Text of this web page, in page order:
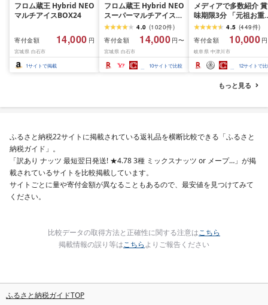
フロム蔵王 Hybrid NEO
マルチアイスBOX24
寄付金額 14,000 円
宮城県 白石市
1サイトで掲載
フロム蔵王 Hybrid NEO
スーパーマルチアイス
BOX 24個 6種 各4個 |
クッキーミルク キャラ
メル ミルク チョコ いち
ご 抹茶 アイス カップ ス
イーツ 白石市 山田乳業
オンライン 申請 ふるさ
4.0 (1020件)
寄付金額
14,000 円〜
宮城県 白石市
10サイトで比較
メディアで多数紹介 賞
味期限3分 「元祖お重
栗きんとんモンブラン
未来のご褒美 スイーツ
栗 モンブラン くりき
とん デザート ご褒美
取り寄せ くり お菓子
4.5 (449件)
寄付金額
10,000
岐阜県 中津川市
12サイトで
もっと見る
ふるさと納税22サイトに掲載されている返礼品を横断比較できる「ふるさと
納税ガイド」。
「訳あり ナッツ 最短翌日発送! ★4.78 3種 ミックスナッツ or メープ…」が掲
載されているサイトを比較掲載しています。
サイトごとに量や寄付金額が異なることもあるので、最安値を見つけてみて
ください。
比較データの取得方法と正確性に関する注意はこちら
掲載情報の誤り等はこちらよりご報告ください
ふるさと納税ガイドTOP